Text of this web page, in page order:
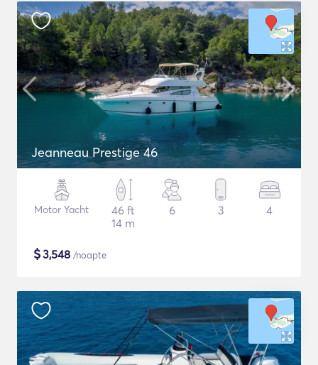
Jeanneau Prestige 46
Motor Yacht
46 ft
14 m
6 3 4
$3,548 /noapte